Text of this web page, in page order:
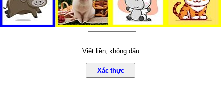
Viết liền, không dấu
Xác thực